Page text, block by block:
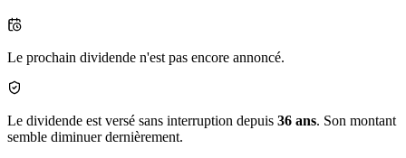
Le prochain dividende n'est pas encore annoncé.
Le dividende est versé sans interruption depuis 36 ans. Son montant
semble diminuer dernièrement.